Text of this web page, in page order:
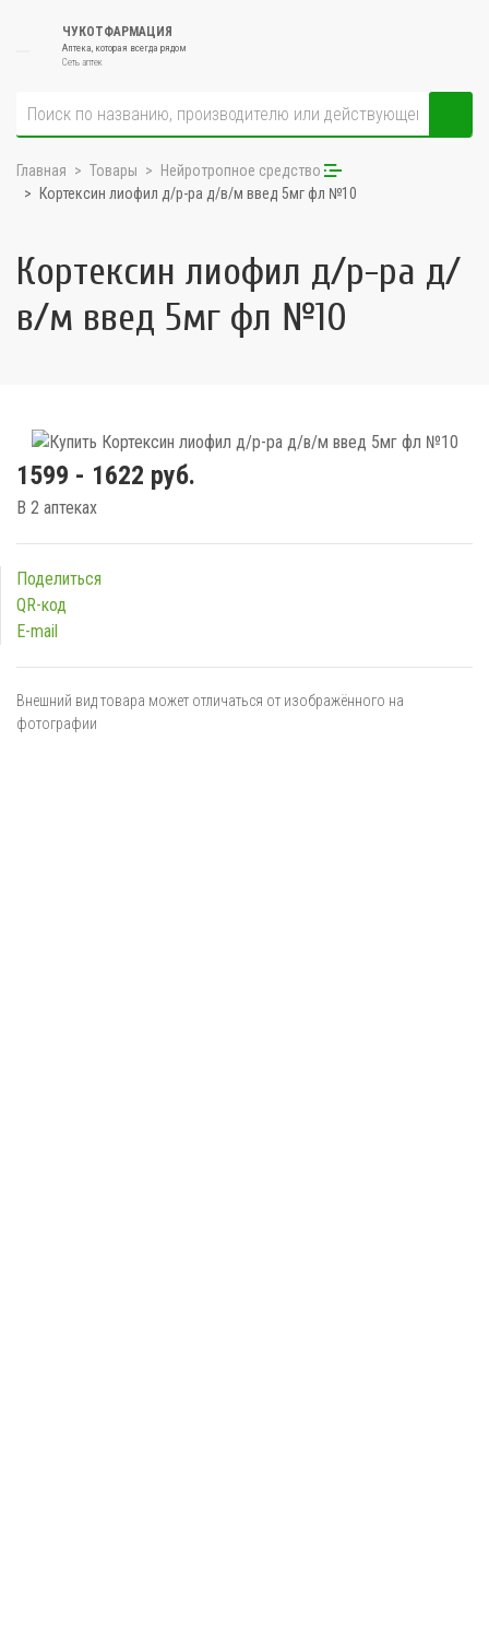
ЧУКОТФАРМАЦИЯ
Аптека, которая всегда рядом
Сеть аптек
Главная Товары
Нейротропное средство
Кортексин лиофил д/р-ра д/в/м введ 5мг фл №10
Кортексин лиофил д/р-ра д/
в/м введ 5мг фл №10
1599 - 1622 руб.
В 2 аптеках
Поделиться
QR-код
E-mail
Внешний вид товара может отличаться от изображённого на
фотографии